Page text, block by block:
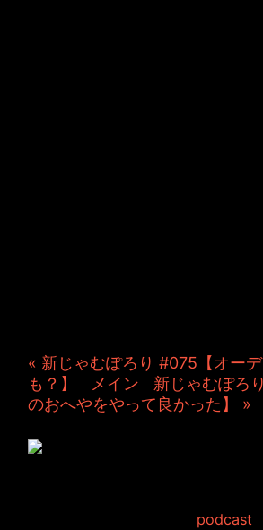
« 新じゃむぽろり #075【オー
も？】
メイン
新じゃむぽろ
のおへやをやって良かった】 »
podcast